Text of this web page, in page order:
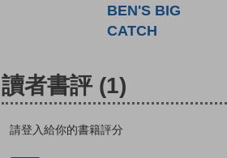
BEN'S BIG
CATCH
讀者書評 (1)
請登入給你的書籍評分